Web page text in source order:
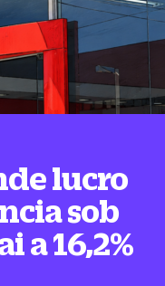
lucro
sob
a 16,2%